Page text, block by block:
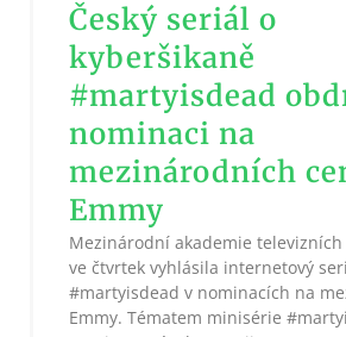
Český seriál o
kyberšikaně
#martyisdead
nominaci na
mezinárodních
Emmy
Mezinárodní akademie
ve čtvrtek vyhlásila internetový
#martyisdead v nominacích na
Emmy. Tématem minisérie